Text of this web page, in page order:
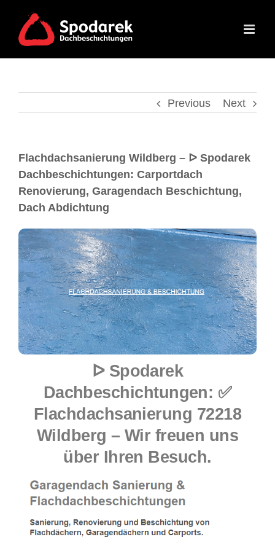
Previous Next
Flachdachsanierung Wildberg – ᐅ Spodarek
Dachbeschichtungen: Carportdach
Renovierung, Garagendach Beschichtung,
Dach Abdichtung
ᐅ Spodarek
Dachbeschichtungen: ✅
Flachdachsanierung 72218
Wildberg – Wir freuen uns
über Ihren Besuch.